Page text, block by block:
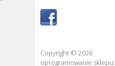
Copyright © 2026
oprogramowanie sklepu: